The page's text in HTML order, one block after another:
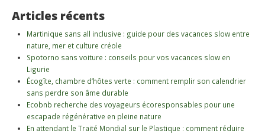
Articles récents
Martinique sans all inclusive : guide pour des vacances slow entre
nature, mer et culture créole
Spotorno sans voiture : conseils pour vos vacances slow en
Ligurie
Écogîte, chambre d’hôtes verte : comment remplir son calendrier
sans perdre son âme durable
Ecobnb recherche des voyageurs écoresponsables pour une
escapade régénérative en pleine nature
En attendant le Traité Mondial sur le Plastique : comment réduire